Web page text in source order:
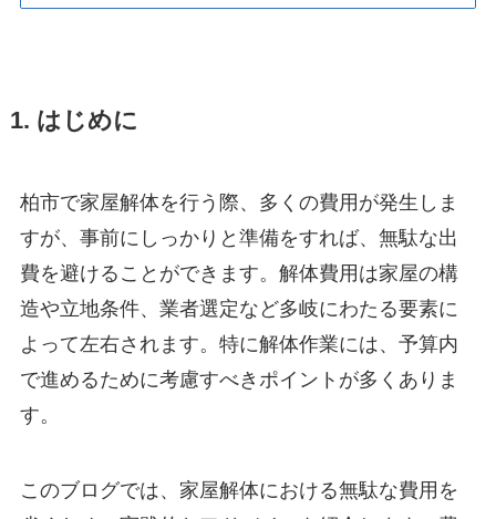
1. はじめに
柏市で家屋解体を行う際、多くの費用が発生しま
すが、事前にしっかりと準備をすれば、無駄な出
費を避けることができます。解体費用は家屋の構
造や立地条件、業者選定など多岐にわたる要素に
よって左右されます。特に解体作業には、予算内
で進めるために考慮すべきポイントが多くありま
す。
このブログでは、家屋解体における無駄な費用を